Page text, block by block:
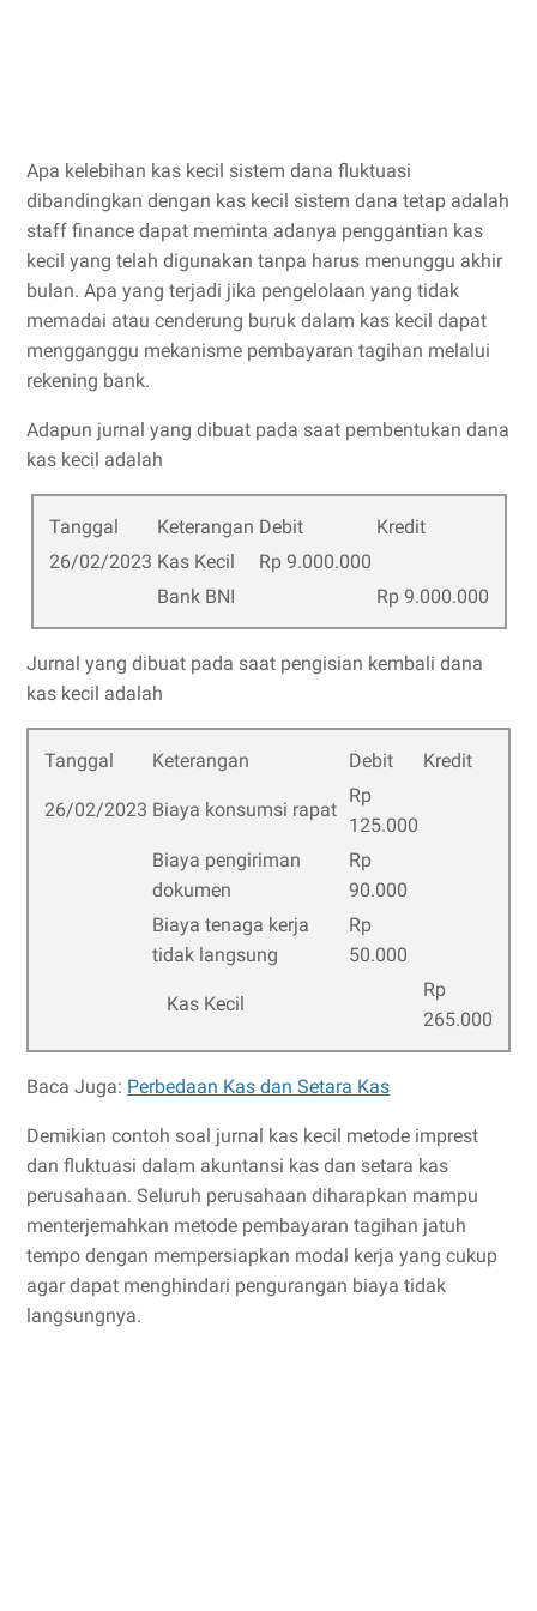
Apa kelebihan kas kecil sistem dana fluktuasi
dibandingkan dengan kas kecil sistem dana tetap adalah
staff finance dapat meminta adanya penggantian kas
kecil yang telah digunakan tanpa harus menunggu akhir
bulan. Apa yang terjadi jika pengelolaan yang tidak
memadai atau cenderung buruk dalam kas kecil dapat
mengganggu mekanisme pembayaran tagihan melalui
rekening bank.
Adapun jurnal yang dibuat pada saat pembentukan dana
kas kecil adalah
Tanggal Keterangan Debit
Kredit
26/02/2023 Kas Kecil
Rp 9.000.000
Bank BNI
Rp 9.000.000
Jurnal yang dibuat pada saat pengisian kembali dana
kas kecil adalah
Tanggal Keterangan Debit Kredit
26/02/2023 Biaya konsumsi rapat
Rp
125.000
Biaya pengiriman
dokumen
Rp
90.000
Biaya tenaga kerja
tidak langsung
Rp
50.000
Kas Kecil
Rp
265.000
Baca Juga: Perbedaan Kas dan Setara Kas
Demikian contoh soal jurnal kas kecil metode imprest
dan fluktuasi dalam akuntansi kas dan setara kas
perusahaan. Seluruh perusahaan diharapkan mampu
menterjemahkan metode pembayaran tagihan jatuh
tempo dengan mempersiapkan modal kerja yang cukup
agar dapat menghindari pengurangan biaya tidak
langsungnya.